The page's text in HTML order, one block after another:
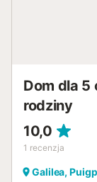
Dom dla 5
rodziny
10,0
1 recenzja
Galilea,